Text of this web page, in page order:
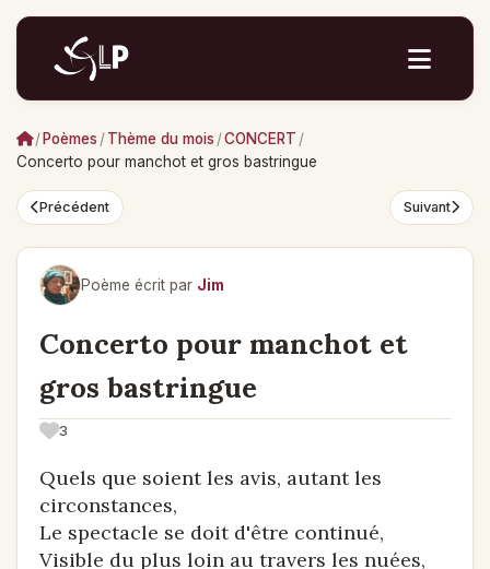
/ Poèmes /Thème du mois /CONCERT /
Concerto pour manchot et gros bastringue
Précédent Suivant
Poème écrit par Jim
Concerto pour manchot et
gros bastringue
3
Quels que soient les avis, autant les
circonstances,
Le spectacle se doit d'être continué,
Visible du plus loin au travers les nuées,